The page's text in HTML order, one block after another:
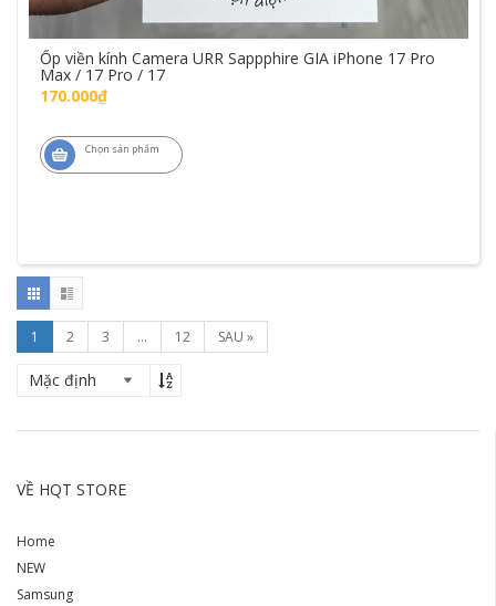
Ốp viền kính Camera URR Sappphire GIA iPhone 17 Pro
Max / 17 Pro / 17
170.000₫
Chọn sản phẩm
1 2 3 ... 12 SAU »
VỀ HQT STORE
Home
NEW
Samsung